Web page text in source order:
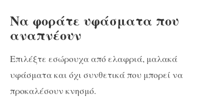
Να φοράτε υφάσματα που
αναπνέουν
Επιλέξτε εσώρουχα από ελαφριά, μαλακά
υφάσματα και όχι συνθετικά που μπορεί να
προκαλέσουν κνησμό.